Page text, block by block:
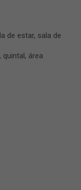
de estar, sala de
área